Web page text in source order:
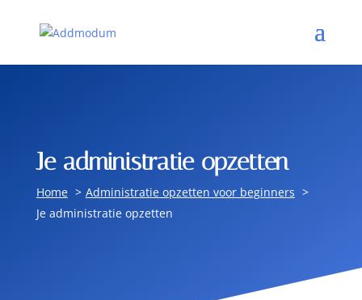
Je administratie opzetten
Home
Administratie opzetten voor beginners
Je administratie opzetten